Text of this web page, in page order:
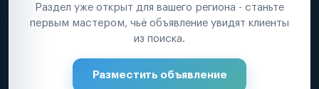
Раздел уже открыт для вашего региона - станьте
первым мастером, чьё объявление увидят клиенты
из поиска.
Разместить объявление